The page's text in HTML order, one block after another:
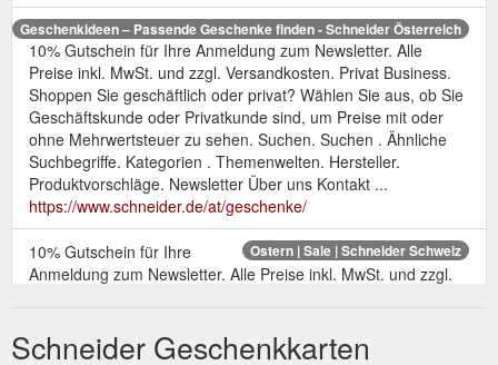
Geschenkideen – Passende Geschenke finden - Schneider Österreich
10% Gutschein für Ihre Anmeldung zum Newsletter. Alle
Preise inkl. MwSt. und zzgl. Versandkosten. Privat Business.
Shoppen Sie geschäftlich oder privat? Wählen Sie aus, ob Sie
Geschäftskunde oder Privatkunde sind, um Preise mit oder
ohne Mehrwertsteuer zu sehen. Suchen. Suchen . Ähnliche
Suchbegriffe. Kategorien . Themenwelten. Hersteller.
Produktvorschläge. Newsletter Über uns Kontakt ...
https://www.schneider.de/at/geschenke/
Ostern | Sale | Schneider Schweiz
10% Gutschein für Ihre
Anmeldung zum Newsletter. Alle Preise inkl. MwSt. und zzgl.
Privatkunde sind, um Preise mit oder ohne Mehrwertsteuer zu
Schneider Geschenkkarten